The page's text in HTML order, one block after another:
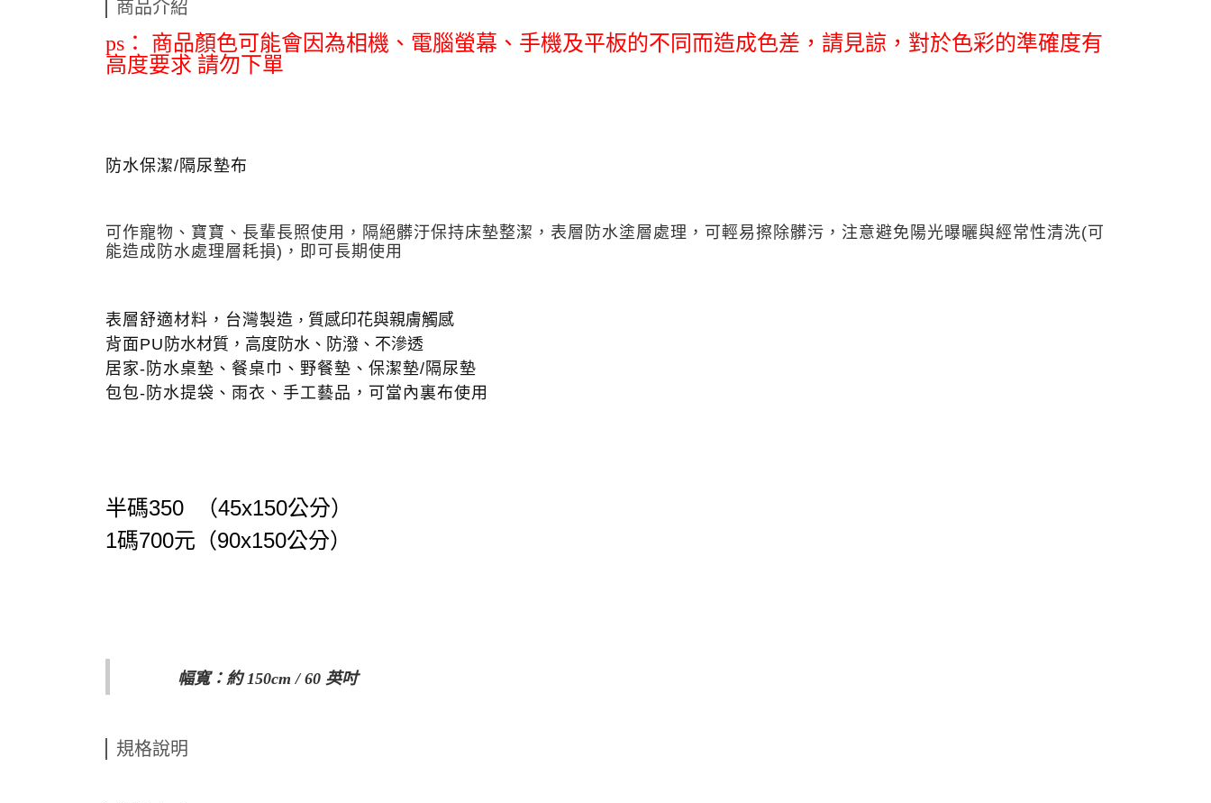
商品介紹
ps： 商品顏色可能會因為相機、電腦螢幕、手機及平板的不同而造成色差， 請見諒 ， 對於色彩的準確度有
高度要求 請勿下單
防水保潔/隔尿墊布
可作寵物 、 寶寶、長輩長照使用，隔絕髒汙保持床墊整潔， 表層防水塗層處理，可輕易擦除髒污， 注意避免 陽光曝曬與經常性清洗(可
能造成防水處理層耗損)， 即可長期使用
表層舒適材料，台灣製造 ， 質感印花與親膚觸感
背面PU 防水材質，高度防水、防潑、不滲透
居家- 防水桌墊 、 餐桌巾、野餐墊、保潔墊/隔尿墊
包包-防水提袋 、雨衣 、手工藝品，可當內裏布使用
半碼350
（45x150公分）
1碼700元 （90x150公分）
幅寬：約 150cm / 60 英吋
規格說明